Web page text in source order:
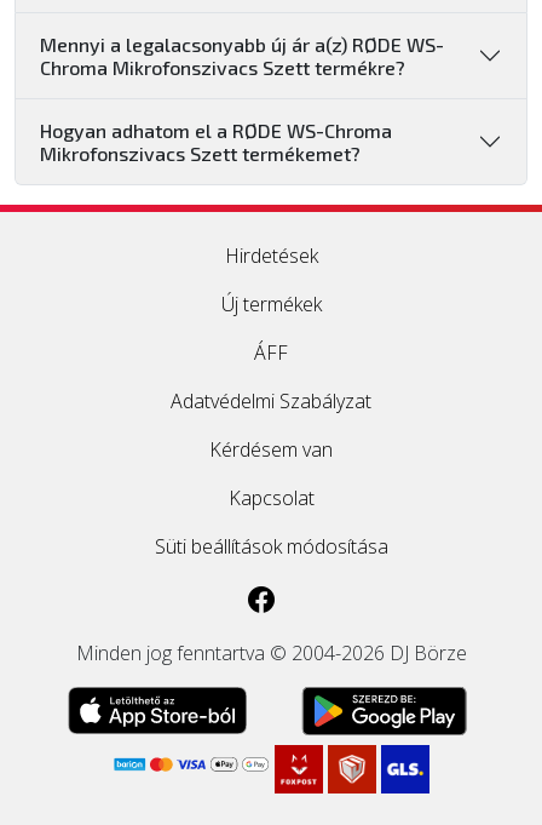
Mennyi a legalacsonyabb új ár a(z) RØDE WS-
Chroma Mikrofonszivacs Szett termékre?
Hogyan adhatom el a RØDE WS-Chroma
Mikrofonszivacs Szett termékemet?
Hirdetések
Új termékek
ÁFF
Adatvédelmi Szabályzat
Kérdésem van
Kapcsolat
Süti beállítások módosítása
Minden jog fenntartva © 2004-2026 DJ Börze